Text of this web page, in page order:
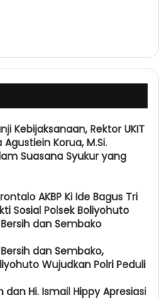
Kebijaksanaan, Rektor UKIT
Agustiein Korua, M.Si.
Suasana Syukur yang
AKBP Ki Ide Bagus Tri
Sosial Polsek Boliyohuto
dan Sembako
dan Sembako,
Wujudkan Polri Peduli
dan Hi. Ismail Hippy Apresiasi